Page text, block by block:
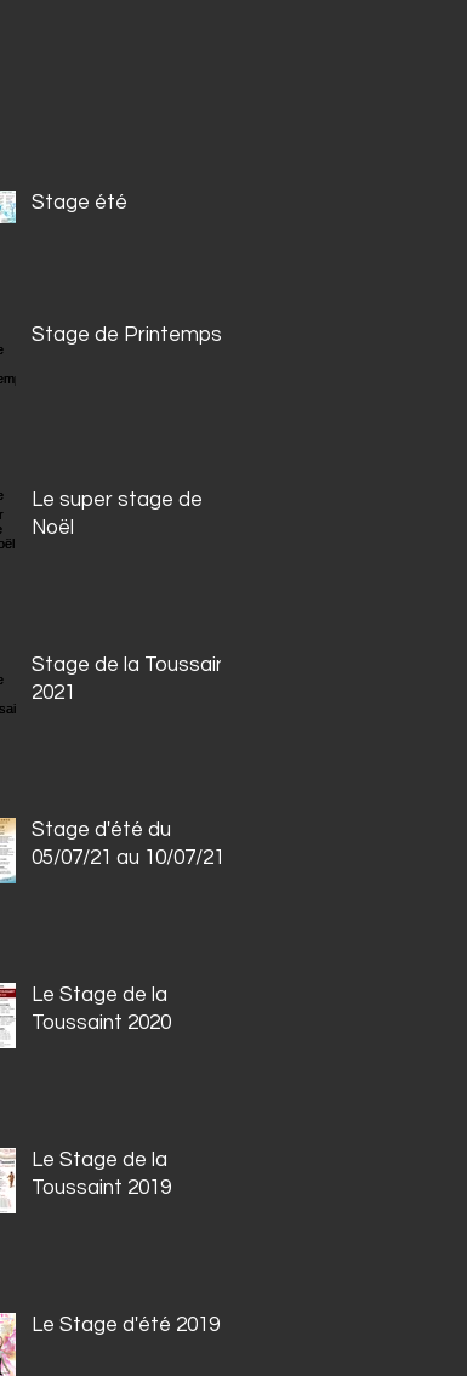
Stage été
Stage de Printemps
Le super stage de
Noël
Stage de la Toussaint
2021
Stage d'été du
05/07/21 au 10/07/21
Le Stage de la
Toussaint 2020
Le Stage de la
Toussaint 2019
Le Stage d'été 2019